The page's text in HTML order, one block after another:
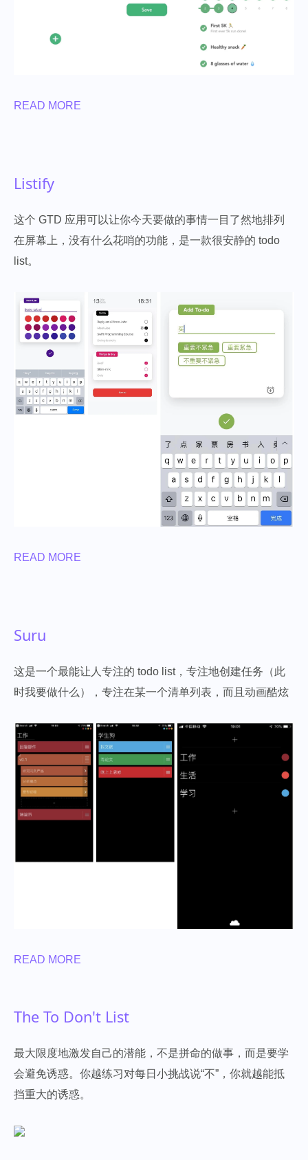
READ MORE
Listify
这个 GTD 应用可以让你今天要做的事情一目了然地排列
在屏幕上，没有什么花哨的功能，是一款很安静的 todo
list。
READ MORE
Suru
这是一个最能让人专注的 todo list，专注地创建任务（此
时我要做什么），专注在某一个清单列表，而且动画酷炫
READ MORE
The To Don't List
最大限度地激发自己的潜能，不是拼命的做事，而是要学
会避免诱惑。你越练习对每日小挑战说“不”，你就越能抵
挡重大的诱惑。